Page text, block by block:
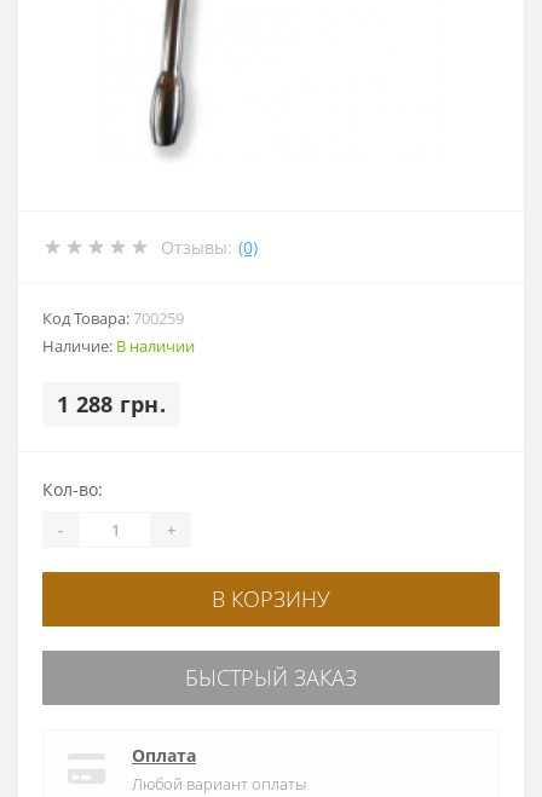
Отзывы: (0)
Код Товара:700259
Наличие: В наличии
1 288 грн.
Кол-во:
- +
В КОРЗИНУ
БЫСТРЫЙ ЗАКАЗ
Оплата
Любой вариант оплаты